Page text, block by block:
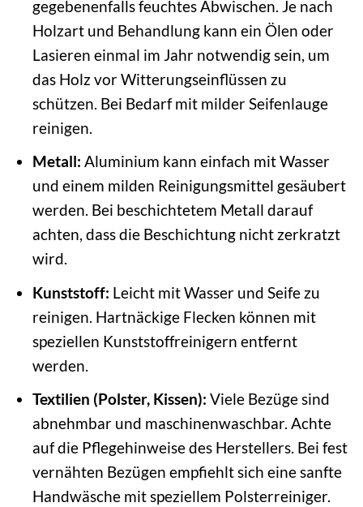
gegebenenfalls feuchtes Abwischen. Je nach
Holzart und Behandlung kann ein Ölen oder
Lasieren einmal im Jahr notwendig sein, um
das Holz vor Witterungseinflüssen zu
schützen. Bei Bedarf mit milder Seifenlauge
reinigen.
Metall: Aluminium kann einfach mit Wasser
und einem milden Reinigungsmittel gesäubert
werden. Bei beschichtetem Metall darauf
achten, dass die Beschichtung nicht zerkratzt
wird.
Kunststoff: Leicht mit Wasser und Seife zu
reinigen. Hartnäckige Flecken können mit
speziellen Kunststoffreinigern entfernt
werden.
Textilien (Polster, Kissen): Viele Bezüge sind
abnehmbar und maschinenwaschbar. Achte
auf die Pflegehinweise des Herstellers. Bei fest
vernähten Bezügen empfiehlt sich eine sanfte
Handwäsche mit speziellem Polsterreiniger.